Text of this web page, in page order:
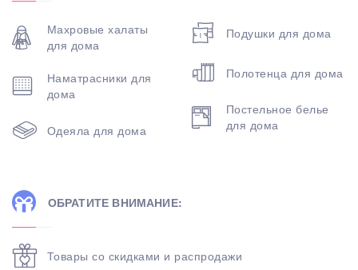
Махровые халаты
для дома
Наматрасники для
дома
Одеяла для дома
Подушки для дома
Полотенца для дома
Постельное белье
для дома
ОБРАТИТЕ ВНИМАНИЕ:
Товары со скидками и распродажи